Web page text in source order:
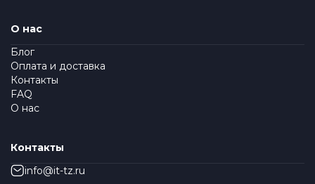
О нас
Блог
Оплата и доставка
Контакты
FAQ
О нас
Контакты
info@it-tz.ru